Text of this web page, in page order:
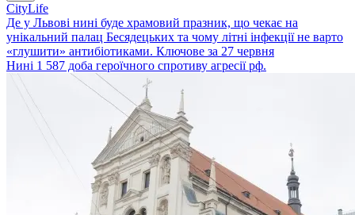
CityLife
Де у Львові нині буде храмовий празник, що чекає на
унікальний палац Бесядецьких та чому літні інфекції не варто
«глушити» антибіотиками. Ключове за 27 червня
Нині 1 587 доба героїчного спротиву агресії рф.